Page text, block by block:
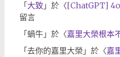
「 大致 」於〈[ChatGPT]
留言
「 蝸牛」於〈嘉里大榮根本
「 去你的嘉里大榮 」於〈嘉